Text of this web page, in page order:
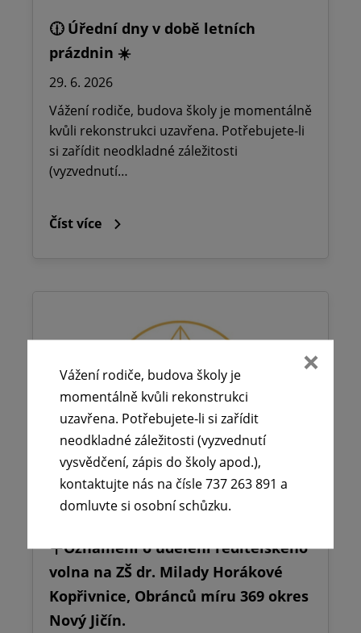
🕧 Úřední dny v době letních
prázdnin ☀️
29. 6. 2026
Vážení rodiče, budova školy je momentálně
kvůli rekonstrukci uzavřena. Potřebujete-li
si zařídit neodkladné záležitosti
(vyzvednutí…
Číst více
🪧Oznámení o udělení ředitelského
volna na ZŠ dr. Milady Horákové
Kopřivnice, Obránců míru 369 okres
Nový Jičín.
Vážení rodiče, budova školy je
momentálně kvůli rekonstrukci
uzavřena. Potřebujete-li si zařídit
neodkladné záležitosti (vyzvednutí
vysvědčení, zápis do školy apod.),
kontaktujte nás na čísle 737 263 891 a
domluvte si osobní schůzku.